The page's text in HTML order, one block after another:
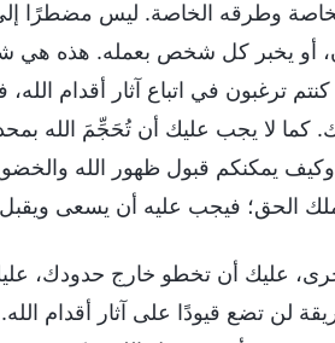
وطرقه الخاصة. ليس مضطرًا
أو يخبر كل شخص بعمله. هذه
ترغبون في اتباع آثار أقدام
كما لا يجب عليك أن تُحَجِّمَ الله
وكيف يمكنكم قبول ظهور الله
الحق؛ فيجب عليه أن يسعى
أخرى، عليك أن تخطو خارج حدودك،
لن تضع قيودًا على آثار أقدام